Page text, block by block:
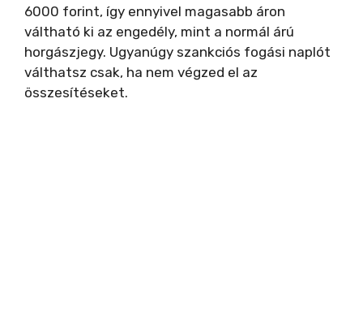
6000 forint, így ennyivel magasabb áron
váltható ki az engedély, mint a normál árú
horgászjegy. Ugyanúgy szankciós fogási naplót
válthatsz csak, ha nem végzed el az
összesítéseket.